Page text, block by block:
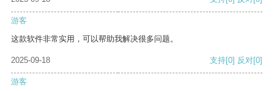
游客
这款软件非常实用，可以帮助我解决很多问题。
2025-09-18 支持[0] 反对[0]
游客